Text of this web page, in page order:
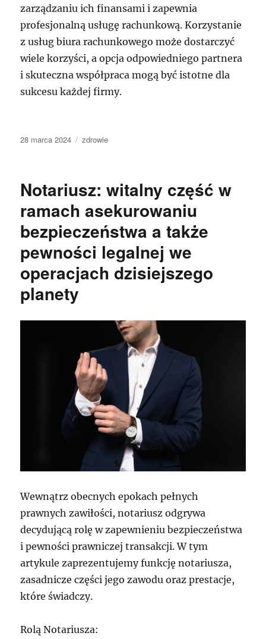
zarządzaniu ich finansami i zapewnia
profesjonalną usługę rachunkową. Korzystanie
z usług biura rachunkowego może dostarczyć
wiele korzyści, a opcja odpowiedniego partnera
i skuteczna współpraca mogą być istotne dla
sukcesu każdej firmy.
Data
28 marca 2024 Kategorie
zdrowie
Notariusz: witalny część w
ramach asekurowaniu
bezpieczeństwa a także
pewności legalnej we
operacjach dzisiejszego
planety
Wewnątrz obecnych epokach pełnych
prawnych zawiłości, notariusz odgrywa
decydującą rolę w zapewnieniu bezpieczeństwa
i pewności prawniczej transakcji. W tym
artykule zaprezentujemy funkcję notariusza,
zasadnicze części jego zawodu oraz prestacje,
które świadczy.
Rolą Notariusza: